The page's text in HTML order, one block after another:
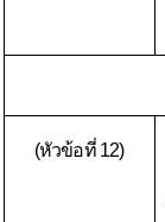
(หัวข้อที่ 12)